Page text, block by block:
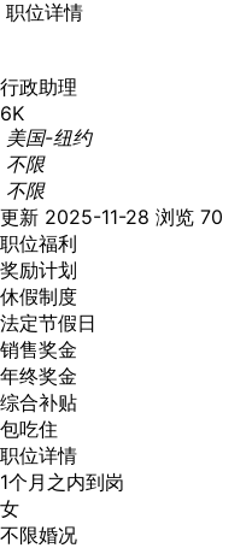
职位详情
行政助理
6K
美国-纽约
不限
不限
更新 2025-11-28 浏览 70
职位福利
奖励计划
休假制度
法定节假日
销售奖金
年终奖金
综合补贴
包吃住
职位详情
1个月之内到岗
女
不限婚况